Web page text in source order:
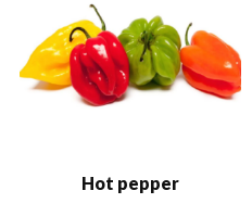
Hot pepper